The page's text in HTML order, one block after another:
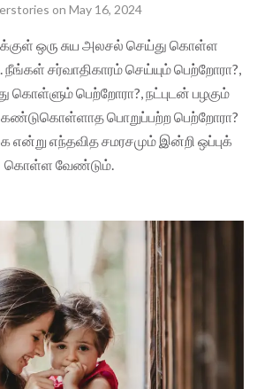
on May 16, 2024
ஒரு சுய அலசல் செய்து கொள்ள
சர்வாதிகாரம் செய்யும் பெற்றோரா?,
கொள்ளும் பெற்றோரா?, நட்புடன் பழகும்
கண்டுகொள்ளாத பொறுப்பற்ற பெற்றோரா?
என்று எந்தவித சமரசமும் இன்றி ஒப்புக்
கொள்ள வேண்டும்.